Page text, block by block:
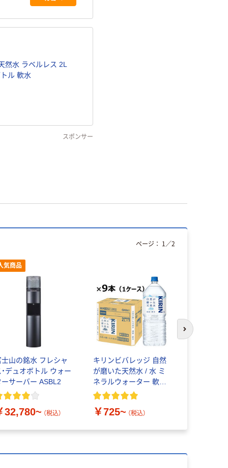
然水 ラベルレス 2L
トル 軟水
スポンサー
気商品
士山の銘水 フレシャ
・デュオボトル ウォー
ーサーバー ASBL2
32,780~ （税込）
キリンビバレッジ 自然
が磨いた天然水 / 水 ミ
ネラルウォーター 軟水
2L 600ml ペットボトル
￥725~ （税込）
ページ： 1 ／2
次のスライド